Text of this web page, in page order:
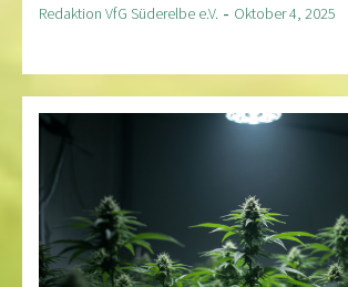
Redaktion VfG Süderelbe e.V. - Oktober 4, 2025